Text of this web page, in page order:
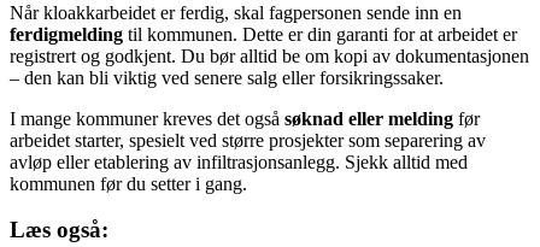
Når kloakkarbeidet er ferdig, skal fagpersonen sende inn en
ferdigmelding til kommunen. Dette er din garanti for at arbeidet er
registrert og godkjent. Du bør alltid be om kopi av dokumentasjonen
– den kan bli viktig ved senere salg eller forsikringssaker.
I mange kommuner kreves det også søknad eller melding før
arbeidet starter, spesielt ved større prosjekter som separering av
avløp eller etablering av infiltrasjonsanlegg. Sjekk alltid med
kommunen før du setter i gang.
Læs også: